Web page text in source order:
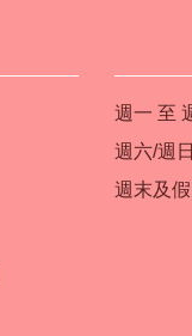
週一 至
週六/週
週末及